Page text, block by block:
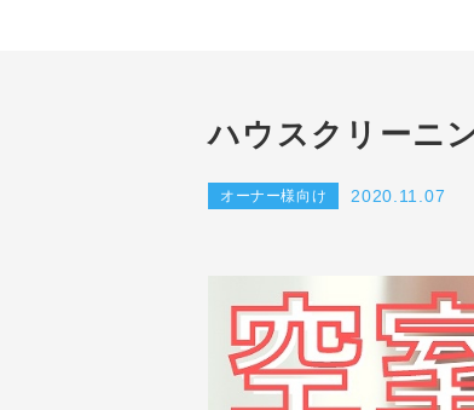
ハウスクリーニ
オーナー様向け 2020.11.07